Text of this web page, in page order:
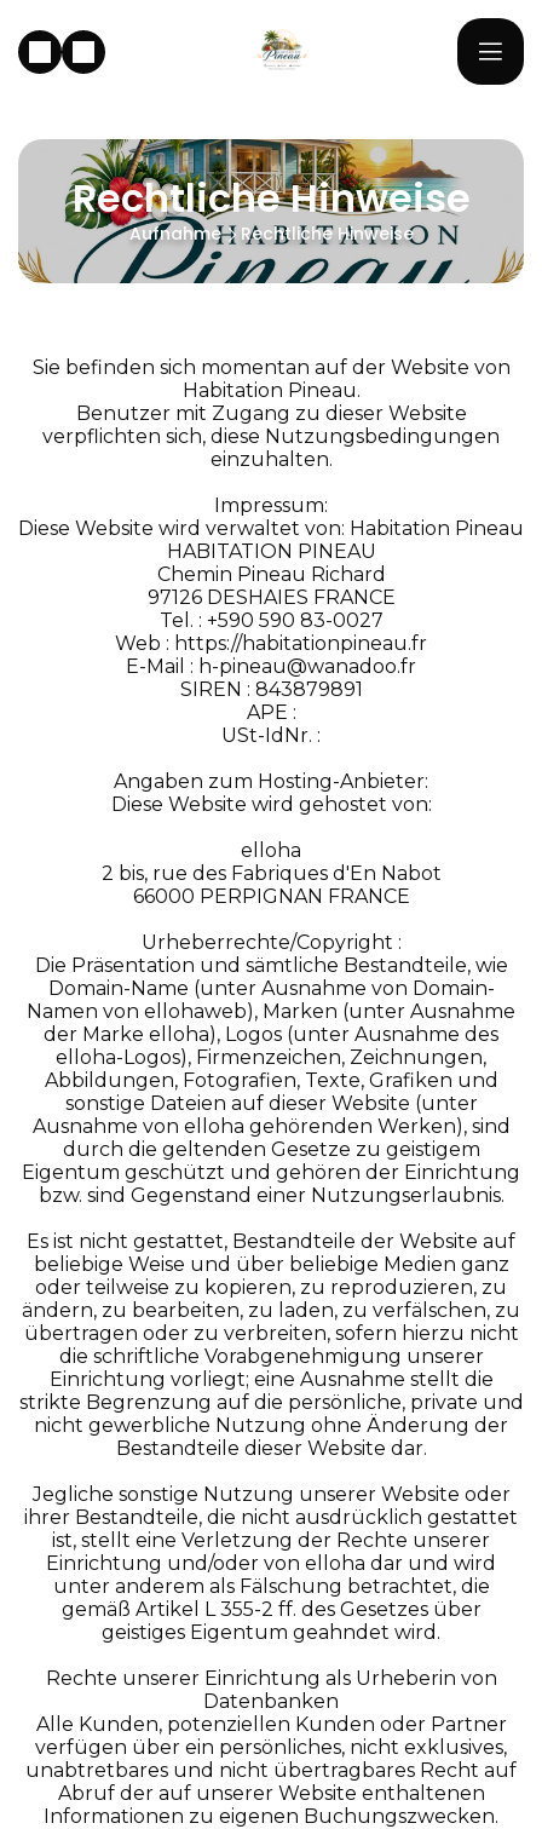
Rechtliche Hinweise
Aufnahme Rechtliche Hinweise
Sie befinden sich momentan auf der Website von
Habitation Pineau.
Benutzer mit Zugang zu dieser Website
verpflichten sich, diese Nutzungsbedingungen
einzuhalten.
Impressum:
Diese Website wird verwaltet von: Habitation Pineau
HABITATION PINEAU
Chemin Pineau Richard
97126 DESHAIES FRANCE
Tel. : +590 590 83-0027
Web : https://habitationpineau.fr
E-Mail : h-pineau@wanadoo.fr
SIREN : 843879891
APE :
USt-IdNr. :
Angaben zum Hosting-Anbieter:
Diese Website wird gehostet von:
elloha
2 bis, rue des Fabriques d'En Nabot
66000 PERPIGNAN FRANCE
Urheberrechte/Copyright :
Die Präsentation und sämtliche Bestandteile, wie
Domain-Name (unter Ausnahme von Domain-
Namen von ellohaweb), Marken (unter Ausnahme
der Marke elloha), Logos (unter Ausnahme des
elloha-Logos), Firmenzeichen, Zeichnungen,
Abbildungen, Fotografien, Texte, Grafiken und
sonstige Dateien auf dieser Website (unter
Ausnahme von elloha gehörenden Werken), sind
durch die geltenden Gesetze zu geistigem
Eigentum geschützt und gehören der Einrichtung
bzw. sind Gegenstand einer Nutzungserlaubnis.
Es ist nicht gestattet, Bestandteile der Website auf
beliebige Weise und über beliebige Medien ganz
oder teilweise zu kopieren, zu reproduzieren, zu
ändern, zu bearbeiten, zu laden, zu verfälschen, zu
übertragen oder zu verbreiten, sofern hierzu nicht
die schriftliche Vorabgenehmigung unserer
Einrichtung vorliegt; eine Ausnahme stellt die
strikte Begrenzung auf die persönliche, private und
nicht gewerbliche Nutzung ohne Änderung der
Bestandteile dieser Website dar.
Jegliche sonstige Nutzung unserer Website oder
ihrer Bestandteile, die nicht ausdrücklich gestattet
ist, stellt eine Verletzung der Rechte unserer
Einrichtung und/oder von elloha dar und wird
unter anderem als Fälschung betrachtet, die
gemäß Artikel L 355-2 ff. des Gesetzes über
geistiges Eigentum geahndet wird.
Rechte unserer Einrichtung als Urheberin von
Datenbanken
Alle Kunden, potenziellen Kunden oder Partner
verfügen über ein persönliches, nicht exklusives,
unabtretbares und nicht übertragbares Recht auf
Abruf der auf unserer Website enthaltenen
Informationen zu eigenen Buchungszwecken.